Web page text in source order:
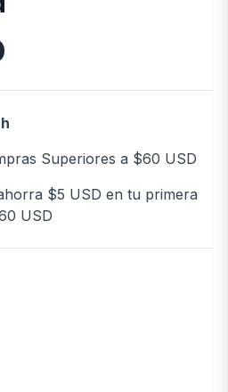
Superiores a $60 USD
$5 USD en tu primera
USD